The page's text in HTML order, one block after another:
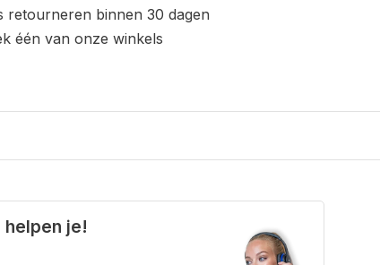
retourneren binnen 30 dagen
één van onze winkels
helpen je!